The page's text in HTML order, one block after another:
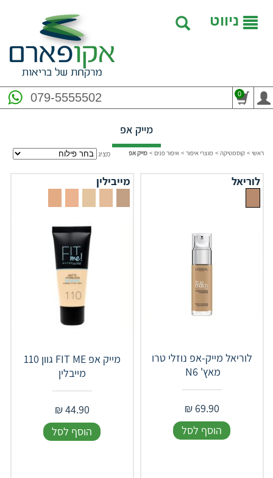
ניווט
079-5555502 0
מייק אפ
ראשי > קוסמטיקה > מוצרי איפור > איפור פנים > מייק אפ מציג
לוריאל
לוריאל מייק-אפ נוזלי טרו
מאץ' ‎ ‎N‎6
69.90
₪
הוסף לסל
מייבילין
מייק אפ FIT ME גוון 110
מייבלין
44.90
₪
הוסף לסל